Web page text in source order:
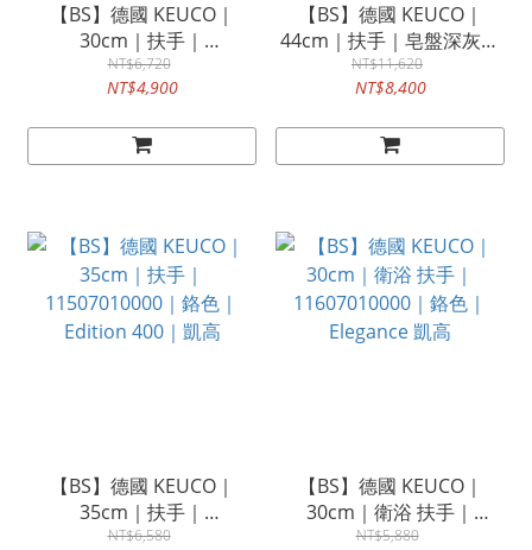
【BS】德國 KEUCO｜
30cm｜扶手｜
14907370000｜霧黑色｜
Plan 凱高
NT$6,720
NT$4,900
【BS】德國 KEUCO｜
44cm｜扶手｜皂盤深灰色
｜14909011037 右邊｜
14909012037 左邊｜Plan
NT$11,620
NT$8,400
【BS】德國 KEUCO｜
35cm｜扶手｜
11507010000｜鉻色｜
NT$6,580
【BS】德國 KEUCO｜
30cm｜衛浴 扶手｜
11607010000｜鉻色｜
NT$5,880